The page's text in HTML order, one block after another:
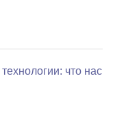
что нас